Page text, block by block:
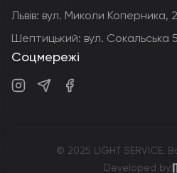
Львів: вул. Миколи Коперника,
Шептицький: вул. Сокальська
Соцмережі
© 2025 LIGHT SERVICE.
Developed by: